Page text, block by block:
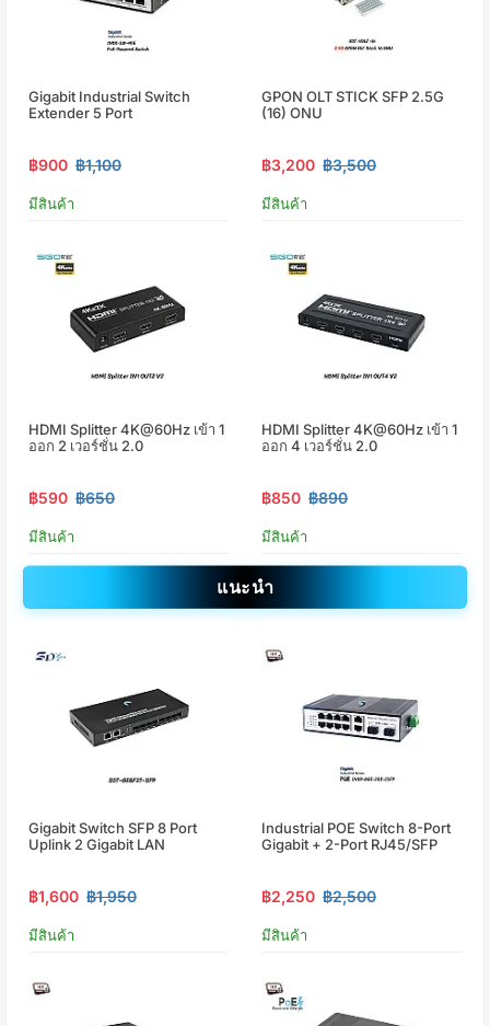
Gigabit Industrial Switch
Extender 5 Port
฿900 ฿1,100
มีสินค้า
GPON OLT STICK SFP 2.5G
(16) ONU
฿3,200 ฿3,500
มีสินค้า
HDMI Splitter 4K@60Hz เข้า 1
ออก 2 เวอร์ชั่น 2.0
฿590 ฿650
มีสินค้า
HDMI Splitter 4K@60Hz เข้า 1
ออก 4 เวอร์ชั่น 2.0
฿850 ฿890
มีสินค้า
แนะนำ
Gigabit Switch SFP 8 Port
Uplink 2 Gigabit LAN
฿1,600 ฿1,950
มีสินค้า
Industrial POE Switch 8-Port
Gigabit + 2-Port RJ45/SFP
฿2,250 ฿2,500
มีสินค้า